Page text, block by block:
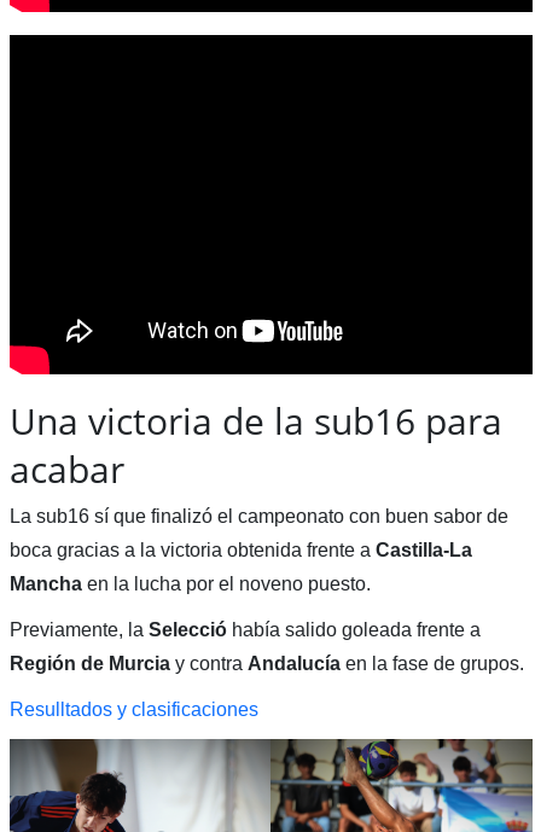
Una victoria de la sub16 para
acabar
La sub16 sí que finalizó el campeonato con buen sabor de
boca gracias a la victoria obtenida frente a Castilla-La
Manchaen la lucha por el noveno puesto.
Previamente, la Seleccióhabía salido goleada frente a
Región de Murciay contra Andalucíaen la fase de grupos.
Resulltados y clasificaciones